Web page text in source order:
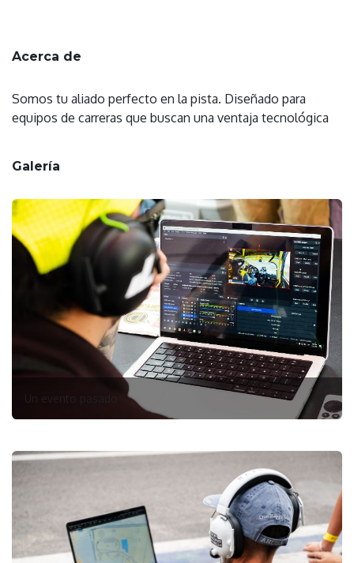
Acerca de
Somos tu aliado perfecto en la pista. Diseñado para
equipos de carreras que buscan una ventaja tecnológica
Galería
Un evento pasado